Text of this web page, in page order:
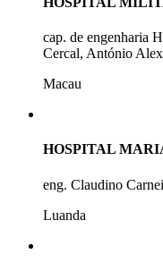
cap. de engenharia
Cercal, António
Macau
HOSPITAL
eng. Claudino
Luanda